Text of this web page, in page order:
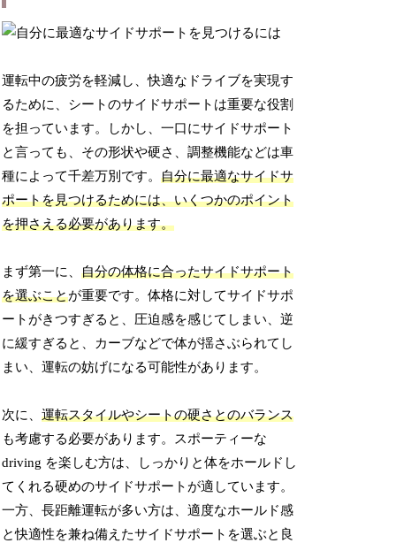
運転中の疲労を軽減し、快適なドライブを実現す
るために、シートのサイドサポートは重要な役割
を担っています。しかし、一口にサイドサポート
と言っても、その形状や硬さ、調整機能などは車
種によって千差万別です。自分に最適なサイドサ
ポートを見つけるためには、いくつかのポイント
を押さえる必要があります。
まず第一に、自分の体格に合ったサイドサポート
を選ぶことが重要です。体格に対してサイドサポ
ートがきつすぎると、圧迫感を感じてしまい、逆
に緩すぎると、カーブなどで体が揺さぶられてし
まい、運転の妨げになる可能性があります。
次に、運転スタイルやシートの硬さとのバランス
も考慮する必要があります。スポーティーな
driving を楽しむ方は、しっかりと体をホールドし
てくれる硬めのサイドサポートが適しています。
一方、長距離運転が多い方は、適度なホールド感
と快適性を兼ね備えたサイドサポートを選ぶと良